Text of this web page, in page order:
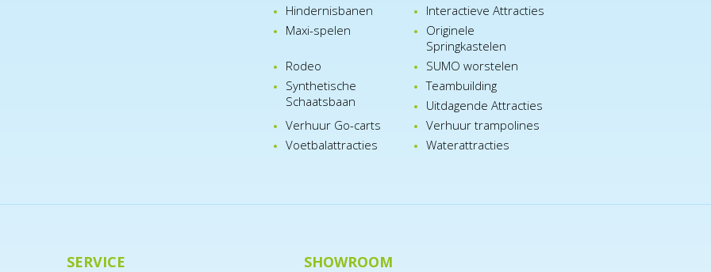
Hindernisbanen
Interactieve Attracties
Maxi-spelen
Originele
Springkastelen
Rodeo
SUMO worstelen
Synthetische
Schaatsbaan
Teambuilding
Uitdagende Attracties
Verhuur Go-carts
Verhuur trampolines
Voetbalattracties
Waterattracties
SERVICE SHOWROOM